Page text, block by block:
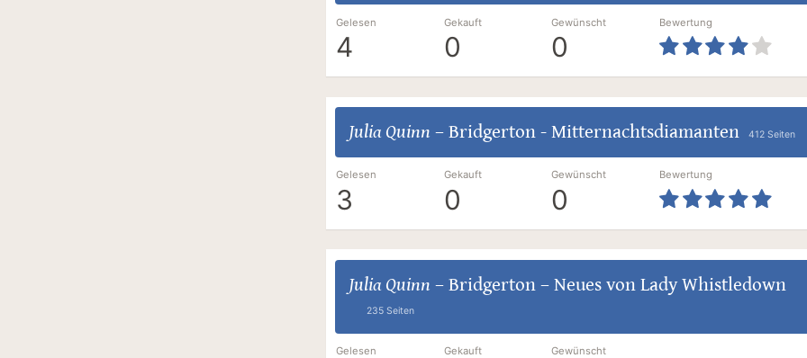
Gelesen
4
Gekauft
0
Gewünscht
0
Bewertung
Julia Quinn – Bridgerton - Mitternachtsdiamanten 412 Seiten
Gelesen
3
Gekauft
0
Gewünscht
0
Bewertung
Julia Quinn – Bridgerton – Neues von Lady Whistledown
235 Seiten
Gelesen Gekauft Gewünscht